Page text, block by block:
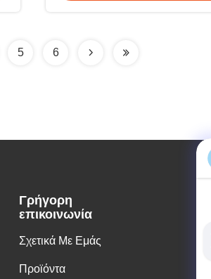
5 6
Γρήγορη
επικοινωνία
Σχετικά Με Εμάς
Προϊόντα